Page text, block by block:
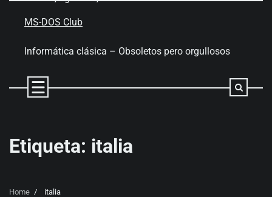
MS-DOS Club
Informática clásica – Obsoletos pero orgullosos
Etiqueta: italia
Home italia